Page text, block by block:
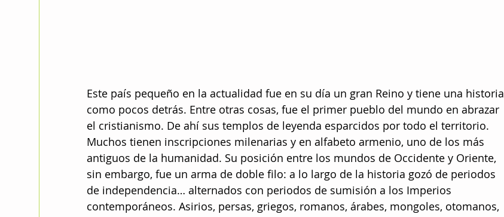
Este país pequeño en la actualidad fue en su día un gran Reino y tiene una historia
como pocos detrás. Entre otras cosas, fue el primer pueblo del mundo en abrazar
el cristianismo. De ahí sus templos de leyenda esparcidos por todo el territorio.
Muchos tienen inscripciones milenarias y en alfabeto armenio, uno de los más
antiguos de la humanidad. Su posición entre los mundos de Occidente y Oriente,
sin embargo, fue un arma de doble filo: a lo largo de la historia gozó de periodos
de independencia… alternados con periodos de sumisión a los Imperios
contemporáneos. Asirios, persas, griegos, romanos, árabes, mongoles, otomanos,